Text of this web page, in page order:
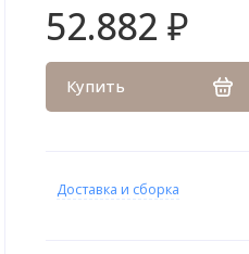
52.882 ₽
Купить
Доставка и сборка